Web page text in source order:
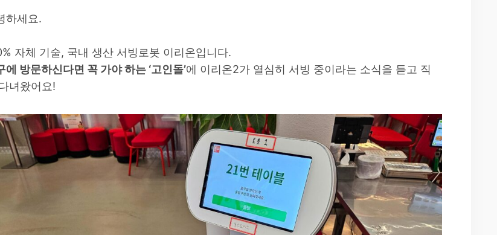
하세요.
자체 기술, 국내 생산 서빙로봇 이리온입니다.
에 방문하신다면 꼭 가야 하는 ‘고인돌’에 이리온2가 열심히 서빙 중이라는 소식을 듣고 직
녀왔어요!